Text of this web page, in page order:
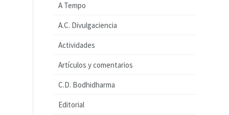
A Tempo
A.C. Divulgaciencia
Actividades
Artículos y comentarios
C.D. Bodhidharma
Editorial